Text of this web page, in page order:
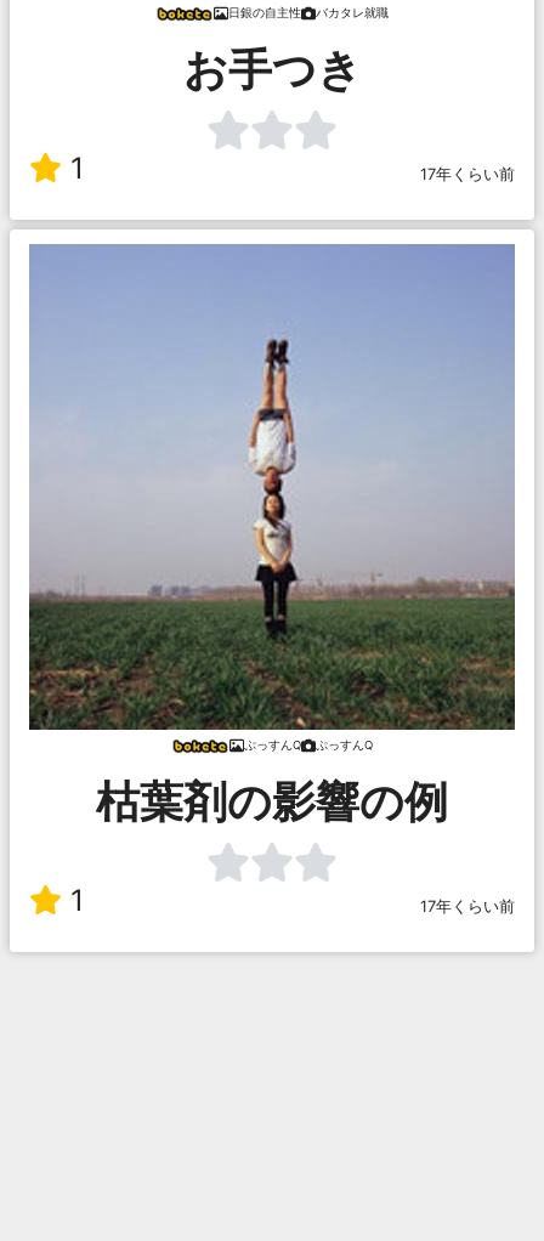
日銀の自主性 バカタレ就職
お手つき
1 17年くらい前
ぷっすんQ ぷっすんQ
枯葉剤の影響の例
1 17年くらい前